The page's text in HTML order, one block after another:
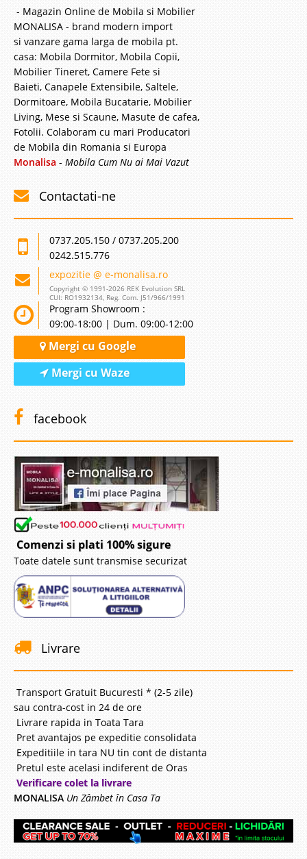
- Magazin Online de Mobila si Mobilier
MONALISA - brand modern import
si vanzare gama larga de mobila pt.
casa: Mobila Dormitor, Mobila Copii,
Mobilier Tineret, Camere Fete si
Baieti, Canapele Extensibile, Saltele,
Dormitoare, Mobila Bucatarie, Mobilier
Living, Mese si Scaune, Masute de cafea,
Fotolii. Colaboram cu mari Producatori
de Mobila din Romania si Europa
Monalisa - Mobila Cum Nu ai Mai Vazut
Contactati-ne
0737.205.150 / 0737.205.200
0242.515.776
expozitie @ e-monalisa.ro
Copyright © 1991-2026 REK Evolution SRL
CUI: RO1932134, Reg. Com. J51/966/1991
Program Showroom :
09:00-18:00 | Dum. 09:00-12:00
Mergi cu Google
Mergi cu Waze
facebook
Comenzi si plati 100% sigure
Toate datele sunt transmise securizat
Livrare
Transport Gratuit Bucuresti * (2-5 zile)
sau contra-cost in 24 de ore
Livrare rapida in Toata Tara
Pret avantajos pe expeditie consolidata
Expeditiile in tara NU tin cont de distanta
Pretul este acelasi indiferent de Oras
Verificare colet la livrare
MONALISA Un Zâmbet în Casa Ta